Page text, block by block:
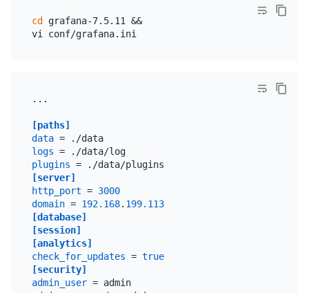
cd grafana-7.5.11 &&
...
[paths]
data
= ./data
logs
= ./data/log
plugins
[server]
http_port = 3000
domain = 192.168. 199.113
[database]
[session]
[analytics]
check_for_updates = true
[security]
admin_user
= admin